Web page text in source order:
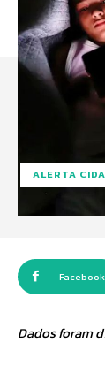
ALERTA
Facebook
Dados foram